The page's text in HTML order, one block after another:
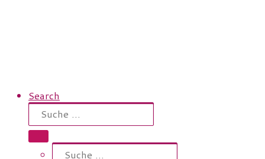
Search
Suche
Suche …
Suche